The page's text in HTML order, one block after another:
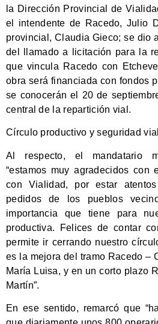
la Dirección Provincial de
el intendente de Racedo, Julio
provincial, Claudia Gieco; se dio
del llamado a licitación para la
que vincula Racedo con
obra será financiada con fondos
se conocerán el 20 de
central de la repartición vial.
Círculo productivo y seguridad vial
Al respecto, el mandatario
“estamos muy agradecidos con
con Vialidad, por estar
pedidos de los pueblos
importancia que tiene para
productiva. Felices de contar
permite ir cerrando nuestro
es la mejora del tramo Racedo –
María Luisa, y en un corto plazo
Martín”.
En ese sentido, remarcó que